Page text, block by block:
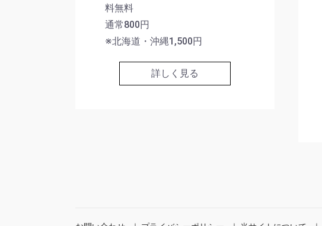
料無料
通常800円
※北海道・沖縄1,500円
詳しく見る